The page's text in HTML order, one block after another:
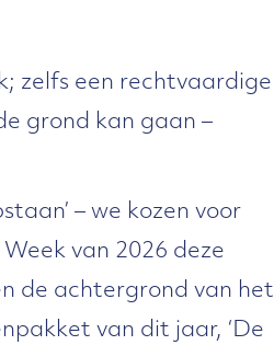
zelfs een rechtvaardige
grond kan gaan –
– we kozen voor
van 2026 deze
de achtergrond van het
van dit jaar, ‘De